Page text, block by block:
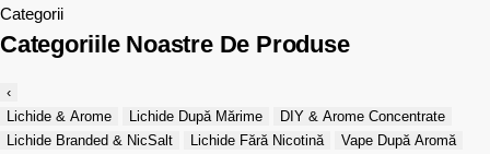
Categorii
Categoriile Noastre De Produse
‹
Lichide & Arome
Lichide După Mărime
DIY & Arome Concentrate
Lichide Branded & NicSalt
Lichide Fără Nicotină
Vape După Aromă